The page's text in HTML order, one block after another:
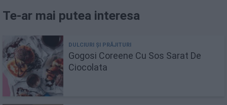
Te-ar mai putea interesa
Gogosi Coreene Cu Sos Sarat De
Ciocolata